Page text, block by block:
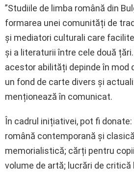
”Studiile de limba română din
formarea unei comunități de
și mediatori culturali care
și a literaturii între cele două
acestor abilități depinde în mod
un fond de carte divers și
menționează în comunicat.
În cadrul inițiativei, pot fi
română contemporană și
memorialistică; cărți pentru
volume de artă; lucrări de